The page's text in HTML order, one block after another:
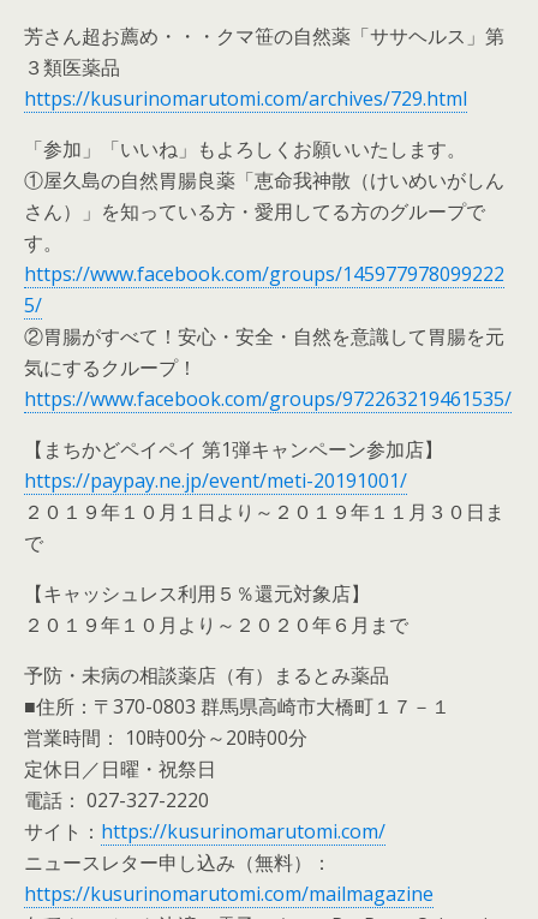
芳さん超お薦め・・・クマ笹の自然薬「ササヘルス」第
３類医薬品
https://kusurinomarutomi.com/archives/729.html
「参加」「いいね」もよろしくお願いいたします。
①屋久島の自然胃腸良薬「恵命我神散（けいめいがしん
さん）」を知っている方・愛用してる方のグループで
す。
https://www.facebook.com/groups/145977978099222
5/
②胃腸がすべて！安心・安全・自然を意識して胃腸を元
気にするクループ！
https://www.facebook.com/groups/972263219461535/
【まちかどペイペイ 第1弾キャンペーン参加店】
https://paypay.ne.jp/event/meti-20191001/
２０１９年１０月１日より～２０１９年１１月３０日ま
で
【キャッシュレス利用５％還元対象店】
２０１９年１０月より～２０２０年６月まで
予防・未病の相談薬店（有）まるとみ薬品
■住所：〒370-0803 群馬県高崎市大橋町１７－１
営業時間： 10時00分～20時00分
定休日／日曜・祝祭日
電話： 027-327-2220
サイト： https://kusurinomarutomi.com/
ニュースレター申し込み（無料）：
https://kusurinomarutomi.com/mailmagazine